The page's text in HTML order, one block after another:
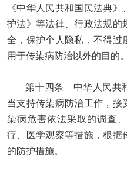
《中华人民共和国民法典
护法》等法律、行政法规的
全，保护个人隐私，不得过
用于传染病防治以外的目的。
第十四条 中华人民共
当支持传染病防治工作，接
染病危害依法采取的调查
疗、医学观察等措施，根据
的防护措施。